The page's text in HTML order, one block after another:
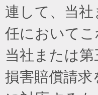
連して、当
任において
当社または
損害賠償請